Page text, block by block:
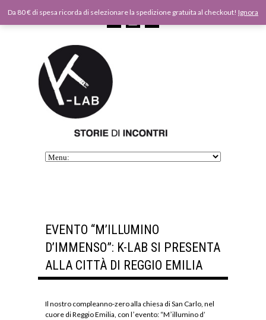
EVENTO “M’ILLUMINO
D’IMMENSO”: K-LAB SI PRESENTA
ALLA CITTÀ DI REGGIO EMILIA
Il nostro compleanno-zero alla chiesa di San Carlo, nel
cuore di Reggio Emilia, con lʼevento: “Mʼillumino d’
Da 80 € di spesa ricorda di selezionare la spedizione gratuita al checkout! Ignora